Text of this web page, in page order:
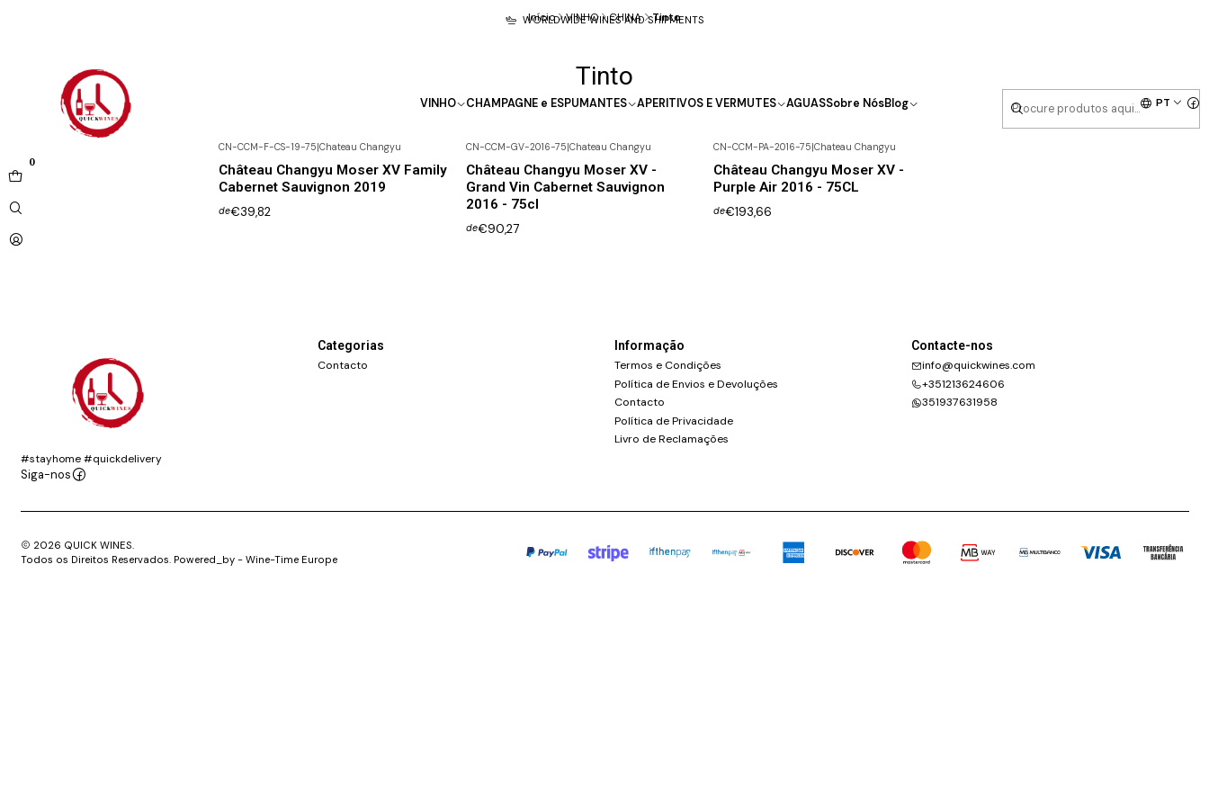
VINHO CHAMPAGNE e ESPUMANTES APERITIVOS E VERMUTES AGUASSobre NósBlog PT
0
WORLDWIDE WINES AND SHIPMENTS
Início VINHO CHINA Tinto
Tinto
CN-CCM-F-CS-19-75 Chateau Changyu
Château Changyu Moser XV Family
Cabernet Sauvignon 2019
de€39,82
CN-CCM-GV-2016-75 Chateau Changyu
Château Changyu Moser XV -
Grand Vin Cabernet Sauvignon
2016 - 75cl
de€90,27
CN-CCM-PA-2016-75 Chateau Changyu
Château Changyu Moser XV -
Purple Air 2016 - 75CL
de€193,66
#stayhome #quickdelivery
Siga-nos
Categorias
Contacto
Informação
Termos e Condições
Política de Envios e Devoluções
Contacto
Política de Privacidade
Livro de Reclamações
Contacte-nos
info@quickwines.com
+351213624606
351937631958
2026 QUICK WINES.
Todos os Direitos Reservados. Powered_by - Wine-Time Europe